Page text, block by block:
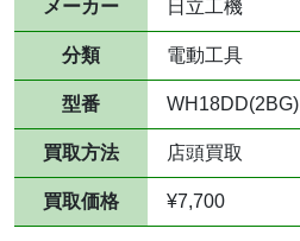
メーカー 日立工機
分類 電動工具
型番 WH18DD(2BG)
買取方法 店頭買取
買取価格 ¥7,700